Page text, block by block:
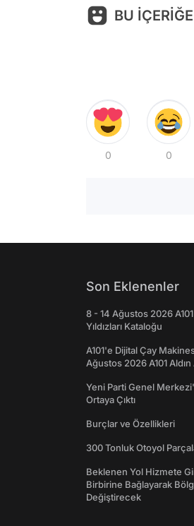
BU
0 0
Son Eklenenler
8 - 14 Ağustos 2026
Yıldızları Kataloğu
A101'e Dijital Çay
Ağustos 2026 A101 Aldın
Yeni Parti Genel
Ortaya Çıktı
Burçlar ve Özellikleri
300 Tonluk Otoyol
Beklenen Yol Hizmete
Birbirine Bağlayarak
Değiştirecek